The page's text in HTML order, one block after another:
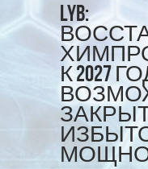
LYB:
К 2027